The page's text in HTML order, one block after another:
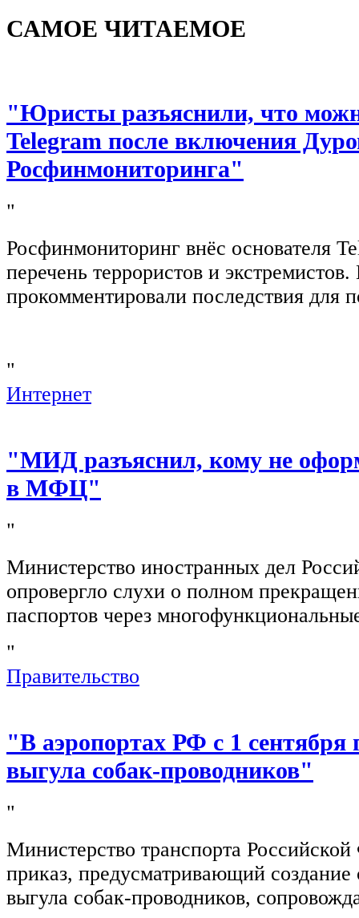
САМОЕ ЧИТАЕМОЕ
"Юристы разъяснили, что
Telegram после включения
Росфинмониторинга"
"
Росфинмониторинг внёс основателя
перечень террористов и
прокомментировали последствия для
"
Интернет
"МИД разъяснил, кому не
в МФЦ"
"
Министерство иностранных дел
опровергло слухи о полном
паспортов через
"
Правительство
"В аэропортах РФ с 1 сентября
выгула собак-проводников"
"
Министерство транспорта
приказ, предусматривающий создание
выгула собак-проводников,